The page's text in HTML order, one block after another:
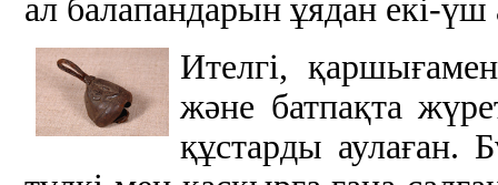
ал балапандарын ұядан екі-үш
Ителгі,
және батпақта
құстарды аулаған.